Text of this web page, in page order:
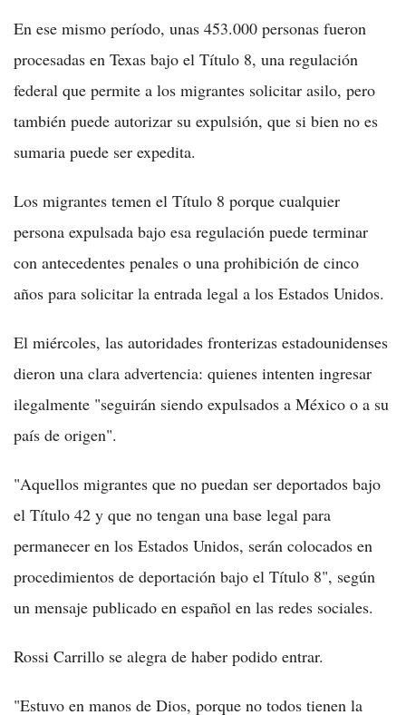
En ese mismo período, unas 453.000 personas fueron
procesadas en Texas bajo el Título 8, una regulación
federal que permite a los migrantes solicitar asilo, pero
también puede autorizar su expulsión, que si bien no es
sumaria puede ser expedita.
Los migrantes temen el Título 8 porque cualquier
persona expulsada bajo esa regulación puede terminar
con antecedentes penales o una prohibición de cinco
años para solicitar la entrada legal a los Estados Unidos.
El miércoles, las autoridades fronterizas estadounidenses
dieron una clara advertencia: quienes intenten ingresar
ilegalmente "seguirán siendo expulsados a México o a su
país de origen".
"Aquellos migrantes que no puedan ser deportados bajo
el Título 42 y que no tengan una base legal para
permanecer en los Estados Unidos, serán colocados en
procedimientos de deportación bajo el Título 8", según
un mensaje publicado en español en las redes sociales.
Rossi Carrillo se alegra de haber podido entrar.
"Estuvo en manos de Dios, porque no todos tienen la